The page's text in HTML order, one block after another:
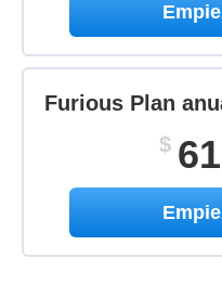
Furious Plan
$